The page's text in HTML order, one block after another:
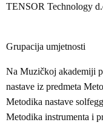
TENSOR Technology
Grupacija umjetnosti
Na Muzičkoj akademiji
nastave iz predmeta
Metodika nastave
Metodika instrumenta i